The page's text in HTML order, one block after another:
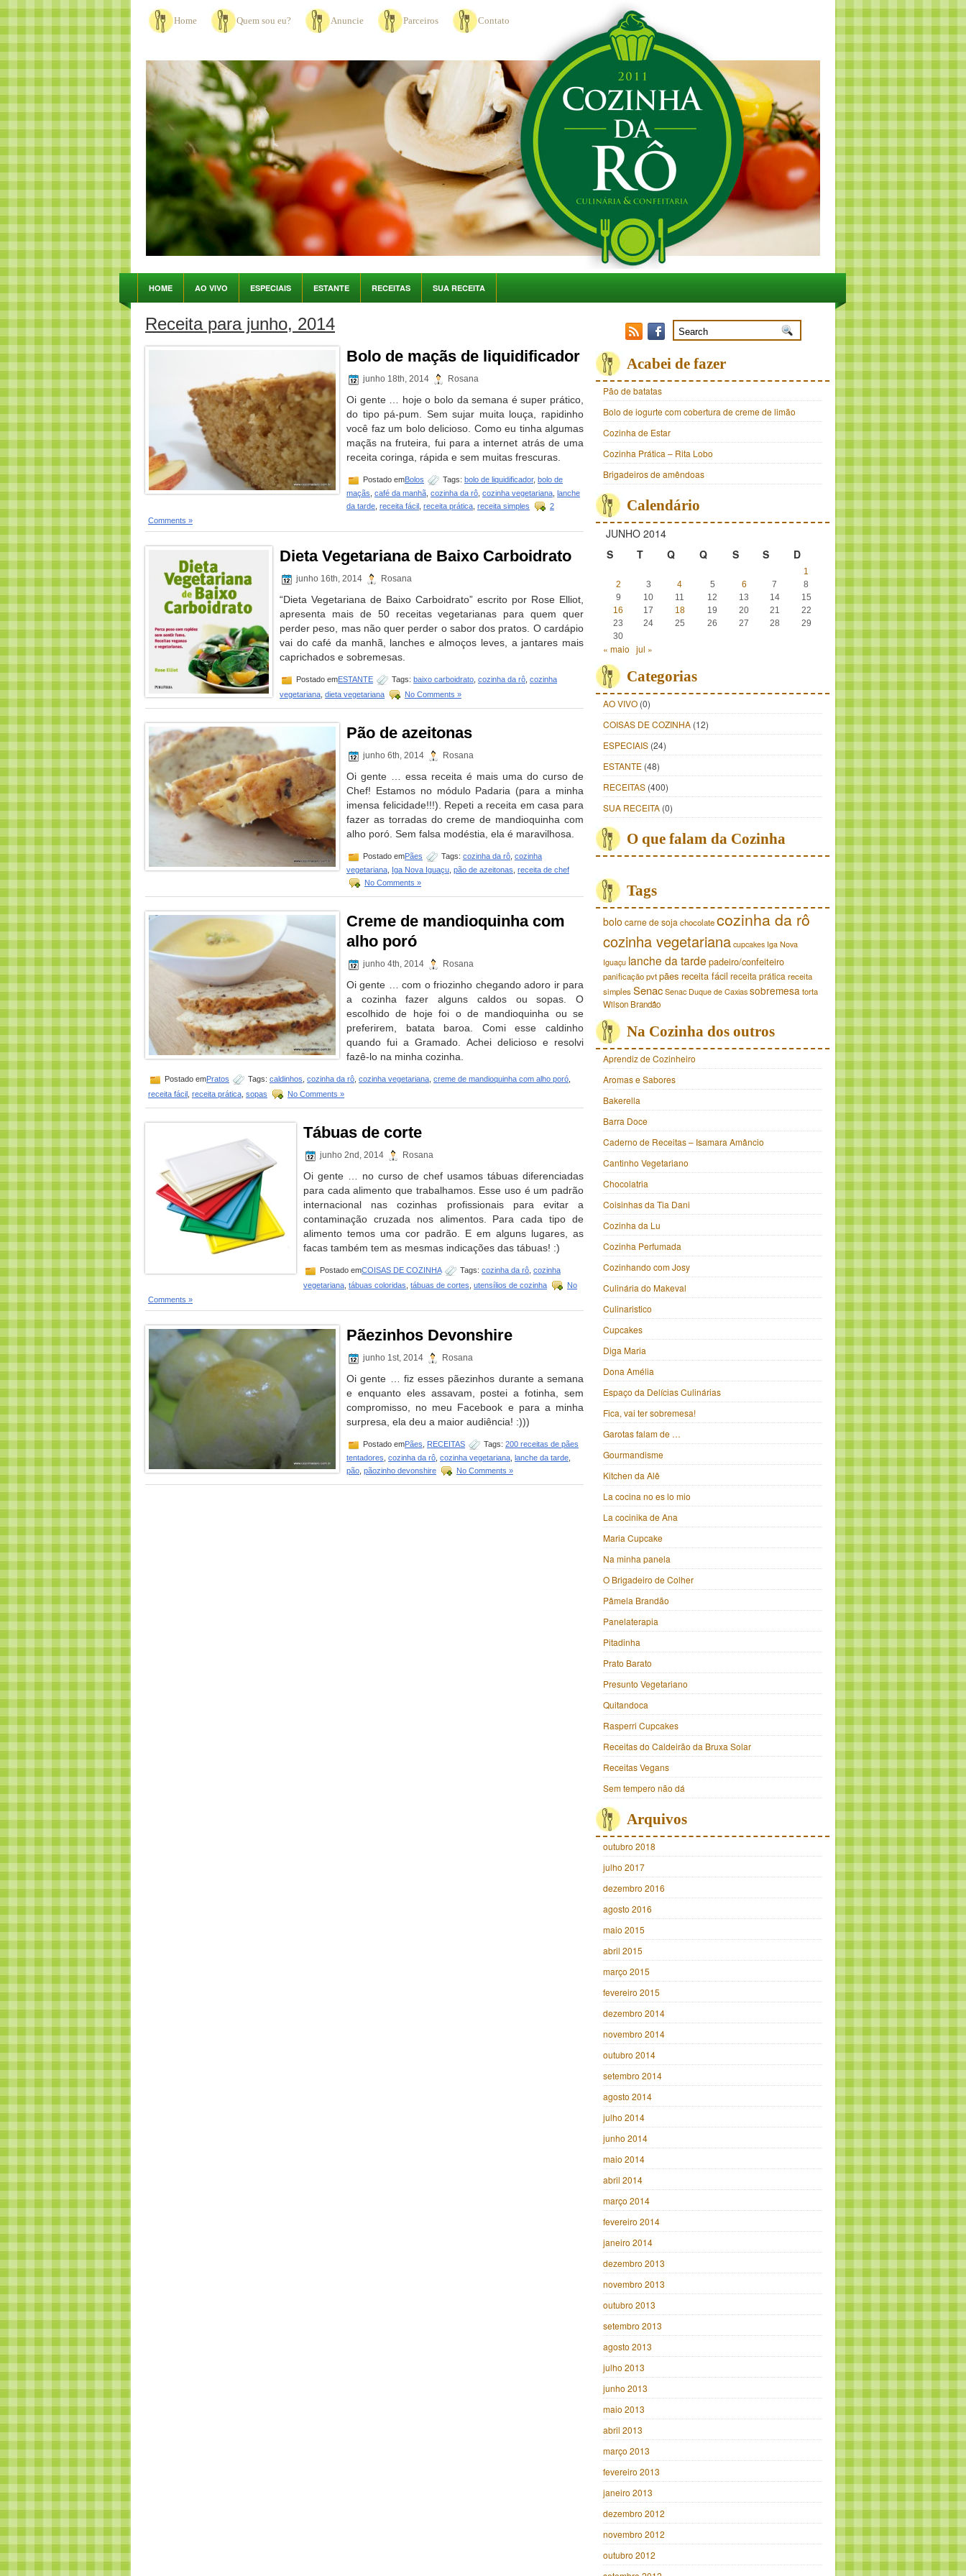
Home Quem sou eu? Anuncie Parceiros Contato
HOME AO VIVO ESPECIAIS ESTANTE RECEITAS SUA RECEITA
Receita para junho, 2014
Bolo de maçãs de liquidificador
junho 18th, 2014 Rosana
Oi gente … hoje o bolo da semana é super prático,
do tipo pá-pum. Sem sujar muita louça, rapidinho
você faz um bolo delicioso. Como eu tinha algumas
maçãs na fruteira, fui para a internet atrás de uma
receita coringa, rápida e sem muitas frescuras.
Postado emBolos Tags: bolo de liquidificador, bolo de
maçãs café da manhã cozinha da rô cozinha vegetariana lanche
da tarde receita fácil receita prática receita simples
2
Comments »
Dieta Vegetariana de Baixo Carboidrato
junho 16th, 2014 Rosana
“Dieta Vegetariana de Baixo Carboidrato” escrito por Rose Elliot,
apresenta mais de 50 receitas vegetarianas para quem quer
perder peso, mas não quer perder o sabor dos pratos. O cardápio
vai do café da manhã, lanches e almoços leves, a jantares mais
caprichados e sobremesas.
Postado emESTANTE Tags: baixo carboidrato cozinha da rô cozinha
vegetariana dieta vegetariana No Comments »
Pão de azeitonas
junho 6th, 2014 Rosana
Oi gente … essa receita é mais uma do curso de
Chef! Estamos no módulo Padaria (para a minha
imensa felicidade!!!). Repeti a receita em casa para
fazer as torradas do creme de mandioquinha com
alho poró. Sem falsa modéstia, ela é maravilhosa.
Postado emPães Tags: cozinha da rô cozinha
vegetariana Iga Nova Iguaçu pão de azeitonas receita de chef
No Comments »
Creme de mandioquinha com
alho poró
junho 4th, 2014 Rosana
Oi gente … com o friozinho chegando adoro ir para
a cozinha fazer alguns caldos ou sopas. O
escolhido de hoje foi o de mandioquinha ou se
preferirem, batata baroa. Comi esse caldinho
quando fui a Gramado. Achei delicioso e resolvi
fazê-lo na minha cozinha.
Postado emPratos Tags: caldinhos cozinha da rô cozinha vegetariana creme de mandioquinha com alho poró
receita fácil receita prática sopas No Comments »
Tábuas de corte
junho 2nd, 2014 Rosana
Oi gente … no curso de chef usamos tábuas diferenciadas
para cada alimento que trabalhamos. Esse uso é um padrão
internacional nas cozinhas profissionais para evitar a
contaminação cruzada nos alimentos. Para cada tipo de
alimento temos uma cor padrão. E em alguns lugares, as
facas também tem as mesmas indicações das tábuas! :)
Postado emCOISAS DE COZINHA Tags: cozinha da rô cozinha
vegetariana tábuas coloridas tábuas de cortes utensílios de cozinha
No
Comments »
Pãezinhos Devonshire
junho 1st, 2014 Rosana
Oi gente … fiz esses pãezinhos durante a semana
e enquanto eles assavam, postei a fotinha, sem
compromisso, no meu Facebook e para a minha
surpresa, ela deu a maior audiência! :)))
Postado emPães RECEITAS Tags: 200 receitas de pães
tentadores cozinha da rô cozinha vegetariana lanche da tarde
pão pãozinho devonshire No Comments »
Acabei de fazer
Pão de batatas
Bolo de iogurte com cobertura de creme de limão
Cozinha de Estar
Cozinha Prática – Rita Lobo
Brigadeiros de amêndoas
Calendário
JUNHO 2014
S
T Q Q S S D
1
2
3 4 5 6 7
8
9
10 11 12 13 14
15
16
17 18 19 20 21
22
23
24 25 26 27 28
29
30
« maio jul »
Categorias
AO VIVO (0)
COISAS DE COZINHA (12)
ESPECIAIS (24)
ESTANTE (48)
RECEITAS (400)
SUA RECEITA (0)
O que falam da Cozinha
Tags
bolo carne de soja chocolatecozinha da rô
cozinha vegetariana cupcakes Iga Nova
Iguaçu lanche da tarde padeiro/confeiteiro
panificaçãopvtpães receita fácil receita prática receita
simplesSenac Senac Duque de Caxias sobremesatorta
Wilson Brandão
Na Cozinha dos outros
Aprendiz de Cozinheiro
Aromas e Sabores
Bakerella
Barra Doce
Caderno de Receitas – Isamara Amâncio
Cantinho Vegetariano
Chocolatria
Coisinhas da Tia Dani
Cozinha da Lu
Cozinha Perfumada
Cozinhando com Josy
Culinária do Makeval
Culinaristico
Cupcakes
Diga Maria
Dona Amélia
Espaço da Delícias Culinárias
Fica, vai ter sobremesa!
Garotas falam de …
Gourmandisme
Kitchen da Alê
La cocina no es lo mio
La cocinika de Ana
Maria Cupcake
Na minha panela
O Brigadeiro de Colher
Pâmela Brandão
Panelaterapia
Pitadinha
Prato Barato
Presunto Vegetariano
Quitandoca
Rasperri Cupcakes
Receitas do Caldeirão da Bruxa Solar
Receitas Vegans
Sem tempero não dá
Arquivos
outubro 2018
julho 2017
dezembro 2016
agosto 2016
maio 2015
abril 2015
março 2015
fevereiro 2015
dezembro 2014
novembro 2014
outubro 2014
setembro 2014
agosto 2014
julho 2014
junho 2014
maio 2014
abril 2014
março 2014
fevereiro 2014
janeiro 2014
dezembro 2013
novembro 2013
outubro 2013
setembro 2013
agosto 2013
julho 2013
junho 2013
maio 2013
abril 2013
março 2013
fevereiro 2013
janeiro 2013
dezembro 2012
novembro 2012
outubro 2012